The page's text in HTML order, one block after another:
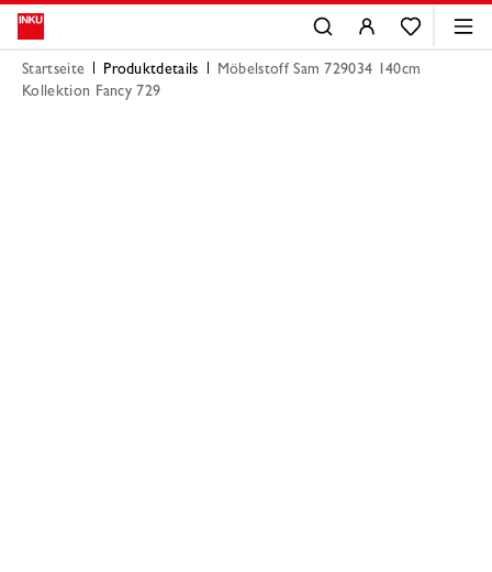
Startseite Produktdetails
Möbelstoff Sam 729034 140cm
Kollektion Fancy 729